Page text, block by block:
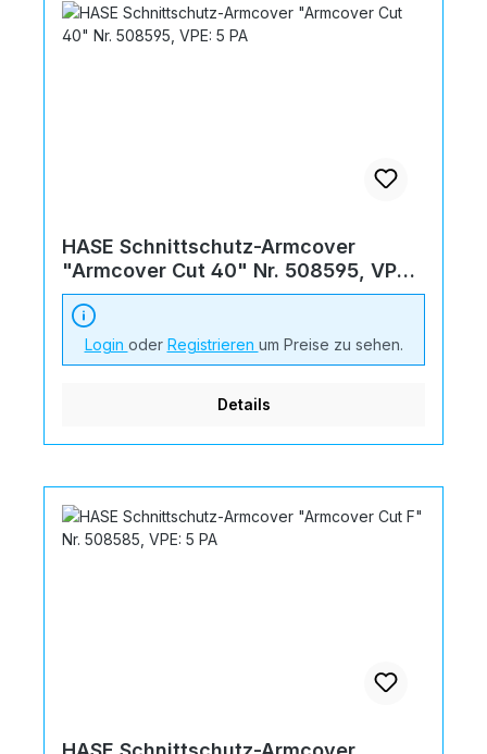
HASE Schnittschutz-Armcover
"Armcover Cut 40" Nr. 508595, VPE:
5 PA
Login oder Registrieren um Preise zu sehen.
Details